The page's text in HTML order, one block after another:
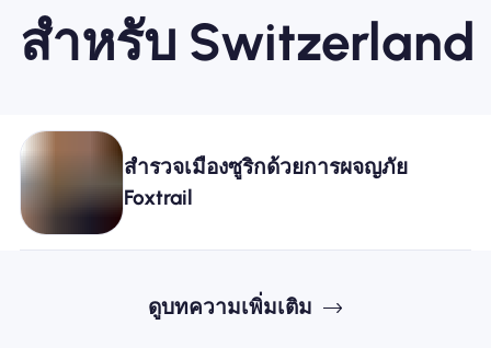
สำหรับ Switzerland
สำรวจเมืองซูริกด้วยการผจญภัย
Foxtrail
ดูบทความเพิ่มเติม